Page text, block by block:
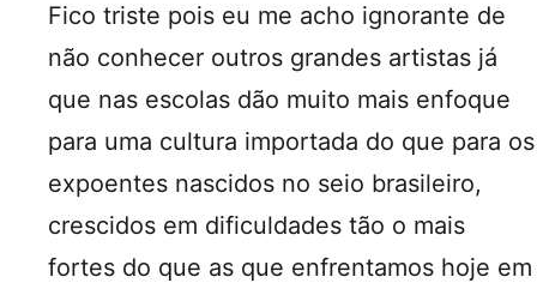
Fico triste pois eu me acho ignorante de
não conhecer outros grandes artistas já
que nas escolas dão muito mais enfoque
para uma cultura importada do que para os
expoentes nascidos no seio brasileiro,
crescidos em dificuldades tão o mais
fortes do que as que enfrentamos hoje em